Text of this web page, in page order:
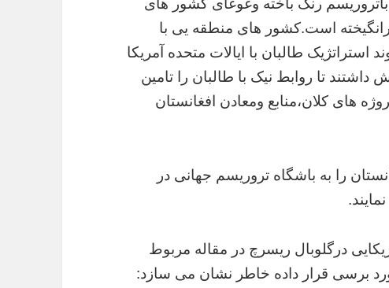
رنگ باخته وغوغای کشور های
است.کشور های منطقه یی با
استراتژیک طالبان با ایالات متحده آمریکا
داشتند تا روابط نیک با طالبان را تامین
های کلان،منابع ومعادن افغانستان
را به باشگاه تروریسم جهانی در
درگلوبال ریسرچ در مقاله مربوط